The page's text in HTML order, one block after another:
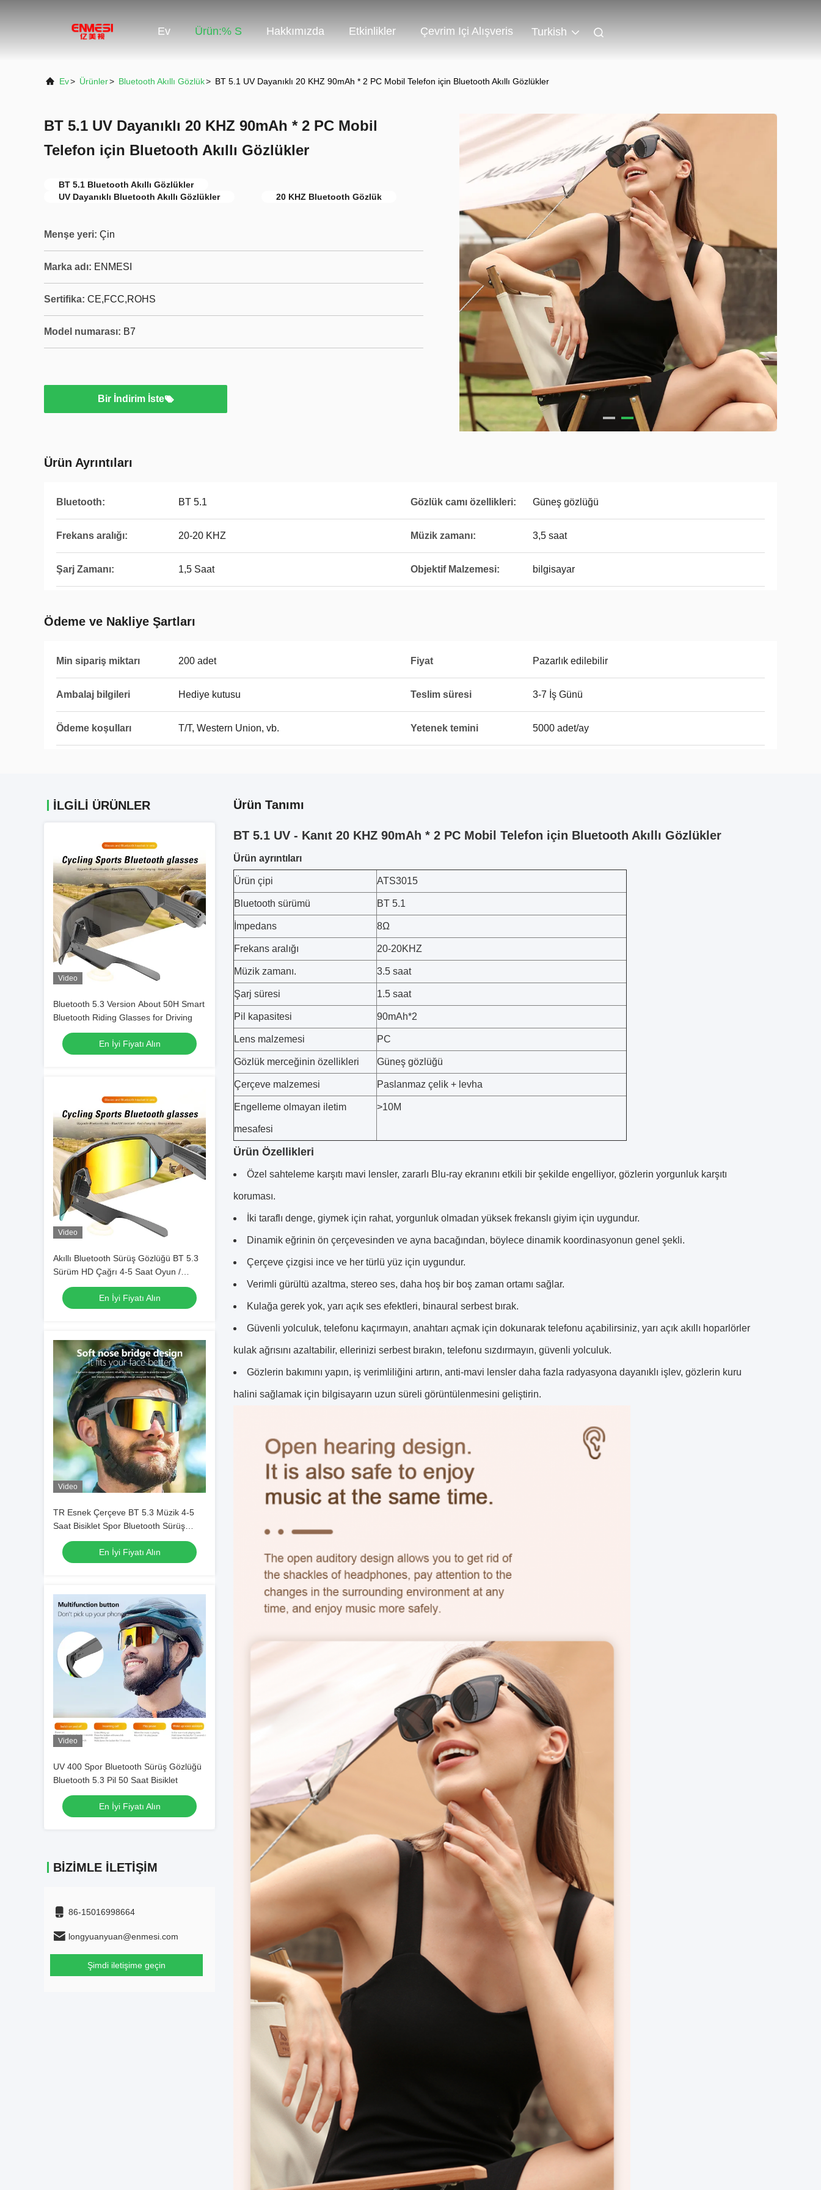
Ev Ürün:% S Hakkımızda Etkinlikler Çevrim Içi Alışveris Turkish
Ev> Ürünler> Bluetooth Akıllı Gözlük> BT 5.1 UV Dayanıklı 20 KHZ 90mAh * 2 PC Mobil Telefon için Bluetooth Akıllı Gözlükler
BT 5.1 UV Dayanıklı 20 KHZ 90mAh * 2 PC Mobil
Telefon için Bluetooth Akıllı Gözlükler
BT 5.1 Bluetooth Akıllı Gözlükler
UV Dayanıklı Bluetooth Akıllı Gözlükler
20 KHZ Bluetooth Gözlük
Menşe yeri: Çin
Marka adı: ENMESI
Sertifika: CE,FCC,ROHS
Model numarası: B7
Bir İndirim İste
Ürün Ayrıntıları
Bluetooth: BT 5.1 Gözlük camı özellikleri: Güneş gözlüğü
Frekans aralığı: 20-20 KHZ Müzik zamanı: 3,5 saat
Şarj Zamanı: 1,5 Saat Objektif Malzemesi: bilgisayar
Ödeme ve Nakliye Şartları
Min sipariş miktarı 200 adet Fiyat Pazarlık edilebilir
Ambalaj bilgileri Hediye kutusu Teslim süresi 3-7 İş Günü
Ödeme koşulları T/T, Western Union, vb. Yetenek temini 5000 adet/ay
İLGİLİ ÜRÜNLER
Video
Bluetooth 5.3 Version About 50H Smart
Bluetooth Riding Glasses for Driving
En İyi Fiyatı Alın
Video
Akıllı Bluetooth Sürüş Gözlüğü BT 5.3
Sürüm HD Çağrı 4-5 Saat Oyun /
Bisiklet / Araba kullanımı / Koşma /
Balıkçılık için pil ömrü
En İyi Fiyatı Alın
Video
TR Esnek Çerçeve BT 5.3 Müzik 4-5
Saat Bisiklet Spor Bluetooth Sürüş
Gözlüğü
En İyi Fiyatı Alın
Video
UV 400 Spor Bluetooth Sürüş Gözlüğü
Bluetooth 5.3 Pil 50 Saat Bisiklet
En İyi Fiyatı Alın
BIZIMLE İLETIŞIM
86-15016998664
longyuanyuan@enmesi.com
Şimdi iletişime geçin
Ürün Tanımı
BT 5.1 UV - Kanıt 20 KHZ 90mAh * 2 PC Mobil Telefon için Bluetooth Akıllı Gözlükler
Ürün ayrıntıları
Ürün çipi ATS3015
Bluetooth sürümü BT 5.1
İmpedans 8Ω
Frekans aralığı 20-20KHZ
Müzik zamanı. 3.5 saat
Şarj süresi 1.5 saat
Pil kapasitesi 90mAh*2
Lens malzemesi PC
Gözlük merceğinin özellikleri Güneş gözlüğü
Çerçeve malzemesi Paslanmaz çelik + levha
Engelleme olmayan iletim
mesafesi
>10M
Ürün Özellikleri
Özel sahteleme karşıtı mavi lensler, zararlı Blu-ray ekranını etkili bir şekilde engelliyor, gözlerin yorgunluk karşıtı
koruması.
İki taraflı denge, giymek için rahat, yorgunluk olmadan yüksek frekanslı giyim için uygundur.
Dinamik eğrinin ön çerçevesinden ve ayna bacağından, böylece dinamik koordinasyonun genel şekli.
Çerçeve çizgisi ince ve her türlü yüz için uygundur.
Verimli gürültü azaltma, stereo ses, daha hoş bir boş zaman ortamı sağlar.
Kulağa gerek yok, yarı açık ses efektleri, binaural serbest bırak.
Güvenli yolculuk, telefonu kaçırmayın, anahtarı açmak için dokunarak telefonu açabilirsiniz, yarı açık akıllı hoparlörler
kulak ağrısını azaltabilir, ellerinizi serbest bırakın, telefonu sızdırmayın, güvenli yolculuk.
Gözlerin bakımını yapın, iş verimliliğini artırın, anti-mavi lensler daha fazla radyasyona dayanıklı işlev, gözlerin kuru
halini sağlamak için bilgisayarın uzun süreli görüntülenmesini geliştirin.